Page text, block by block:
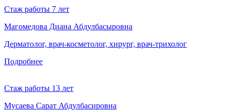
Стаж работы 7 лет
Магомедова Диана Абдулбасыровна
Дерматолог, врач-косметолог, хирург, врач-трихолог
Подробнее
Стаж работы 13 лет
Мусаева Сарат Абдулбасировна